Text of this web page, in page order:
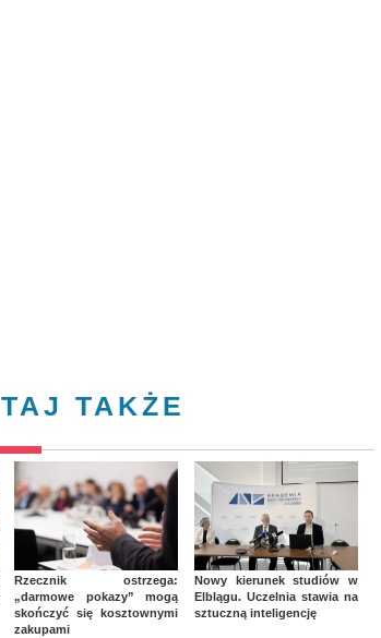
TAKŻE
Rzecznik ostrzega:
„darmowe pokazy” mogą
skończyć się kosztownymi
zakupami
Nowy kierunek studiów w
Elblągu. Uczelnia stawia na
sztuczną inteligencję